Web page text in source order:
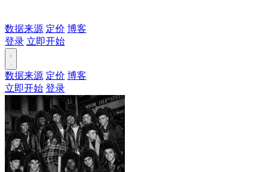
数据来源 定价 博客
登录 立即开始
数据来源 定价 博客
立即开始 登录